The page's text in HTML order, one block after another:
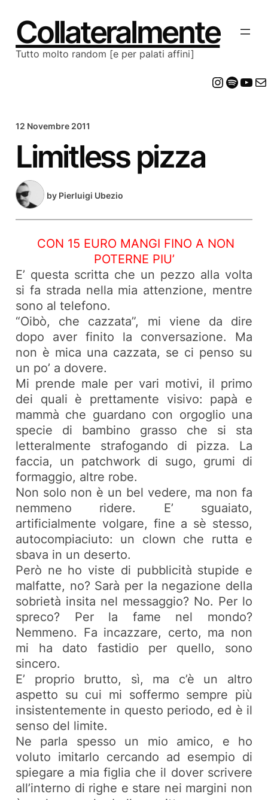
contenuto
Collateralmente
Tutto molto random [e per palati affini]
12 Novembre 2011
Limitless pizza
by Pierluigi Ubezio
CON 15 EURO MANGI FINO A NON
POTERNE PIU’
E’ questa scritta che un pezzo alla volta
si fa strada nella mia attenzione, mentre
sono al telefono.
“Oibò, che cazzata”, mi viene da dire
dopo aver finito la conversazione. Ma
non è mica una cazzata, se ci penso su
un po’ a dovere.
Mi prende male per vari motivi, il primo
dei quali è prettamente visivo: papà e
mammà che guardano con orgoglio una
specie di bambino grasso che si sta
letteralmente strafogando di pizza. La
faccia, un patchwork di sugo, grumi di
formaggio, altre robe.
Non solo non è un bel vedere, ma non fa
nemmeno ridere. E’ sguaiato,
artificialmente volgare, fine a sè stesso,
autocompiaciuto: un clown che rutta e
sbava in un deserto.
Però ne ho viste di pubblicità stupide e
malfatte, no? Sarà per la negazione della
sobrietà insita nel messaggio? No. Per lo
spreco? Per la fame nel mondo?
Nemmeno. Fa incazzare, certo, ma non
mi ha dato fastidio per quello, sono
sincero.
E’ proprio brutto, sì, ma c’è un altro
aspetto su cui mi soffermo sempre più
insistentemente in questo periodo, ed è il
senso del limite.
Ne parla spesso un mio amico, e ho
voluto imitarlo cercando ad esempio di
spiegare a mia figlia che il dover scrivere
all’interno di righe e stare nei margini non